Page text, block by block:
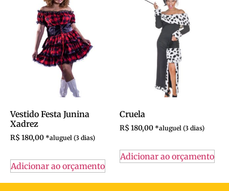
Vestido Festa Junina
Xadrez
R$ 180,00
Adicionar ao orçamento
Cruela
R$ 180,00
Adicionar ao orçamento